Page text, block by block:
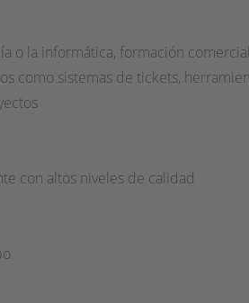
o la informática, formación
como sistemas de tickets,
con altos niveles de calidad